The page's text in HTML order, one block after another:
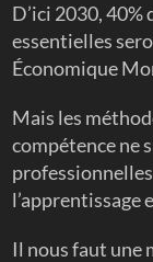
D’ici 2030,
essentielles
Économique
Mais les
compétence ne
l’apprentissage
Il nous faut une